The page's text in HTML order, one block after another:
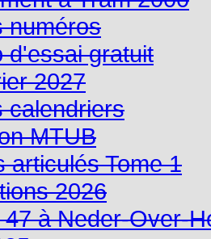
numéros
d'essai gratuit
2027
calendriers
MTUB
articulés Tome 1
2026
à Neder-Over-